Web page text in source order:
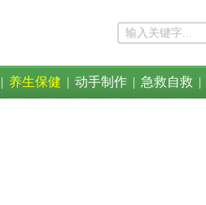
| 养生保健 | 动手制作 | 急救自救 |